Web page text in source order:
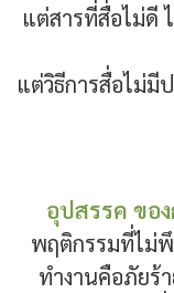
แต่สารที่สื่อไม่ดี
แต่วิธีการสื่อไม่มี
อุปสรรค ขอ
พฤติกรรมที่ไม่
ทำงานคือภัยร้